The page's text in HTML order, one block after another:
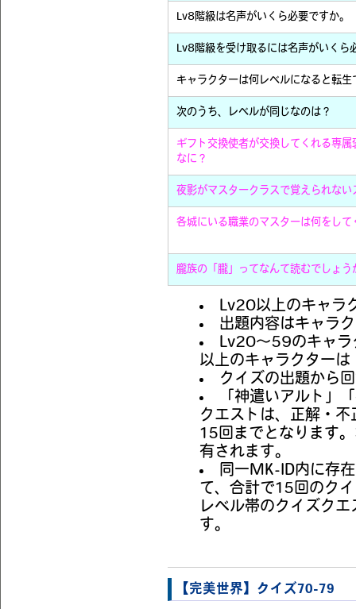
Lv8階級は名声がいくら必要ですか。
Lv8階級を受け取るには名声がいくら
キャラクターは何レベルになると転生
次のうち、レベルが同じなのは？
ギフト交換使者が交換してくれる専
なに？
夜影がマスタークラスで覚えられない
各城にいる職業のマスターは何をして
朧族の「朧」ってなんて読むでしょう
Lv20以上のキャラ
出題内容はキャラ
Lv20～59のキャラ
以上のキャラクター
クイズの出題から
「神遣いアルト」
クエストは、正解・
15回までとなります
有されます。
同一MK-ID内に存
て、合計で15回のク
レベル帯のクイズク
す。
【完美世界】クイズ70-79